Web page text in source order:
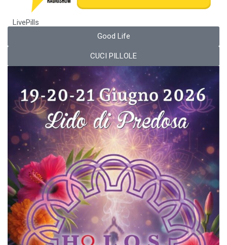
LivePills
Good Life
CUCI PILLOLE